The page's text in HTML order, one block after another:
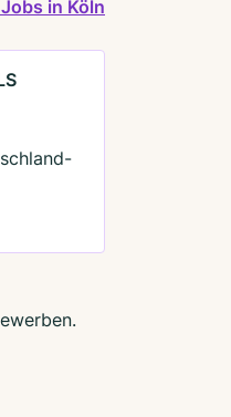
in Köln